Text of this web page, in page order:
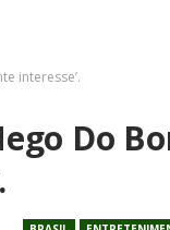
interesse’.
Do